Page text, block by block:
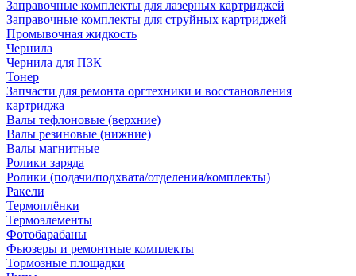
Заправочные комплекты для лазерных картриджей
Заправочные комплекты для струйных картриджей
Промывочная жидкость
Чернила
Чернила для ПЗК
Тонер
Запчасти для ремонта оргтехники и восстановления
картриджа
Валы тефлоновые (верхние)
Валы резиновые (нижние)
Валы магнитные
Ролики заряда
Ролики (подачи/подхвата/отделения/комплекты)
Ракели
Термоплёнки
Термоэлементы
Фотобарабаны
Фьюзеры и ремонтные комплекты
Тормозные площадки